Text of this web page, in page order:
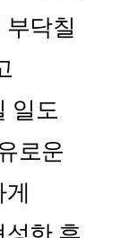
닥칠
일도
로운